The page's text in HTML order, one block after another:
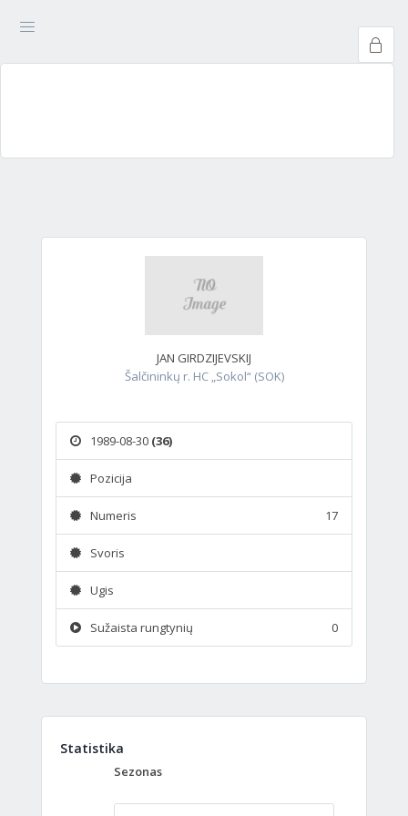
JAN GIRDZIJEVSKIJ
Šalčininkų r. HC „Sokol“ (SOK)
1989-08-30 (36)
Pozicija
Numeris 17
Svoris
Ugis
Sužaista rungtynių 0
Statistika
Sezonas